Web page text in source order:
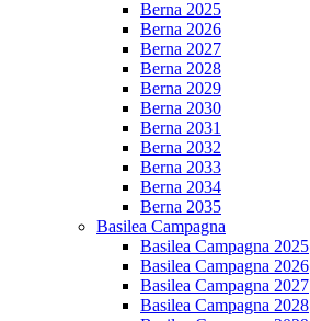
Berna 2025
Berna 2026
Berna 2027
Berna 2028
Berna 2029
Berna 2030
Berna 2031
Berna 2032
Berna 2033
Berna 2034
Berna 2035
Basilea Campagna
Basilea Campagna 2025
Basilea Campagna 2026
Basilea Campagna 2027
Basilea Campagna 2028